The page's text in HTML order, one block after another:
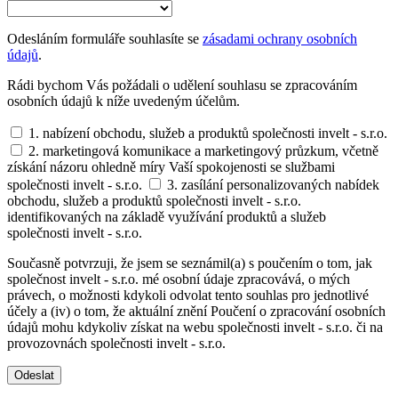
Odesláním formuláře souhlasíte se zásadami ochrany osobních
údajů.
Rádi bychom Vás požádali o udělení souhlasu se zpracováním
osobních údajů k níže uvedeným účelům.
1. nabízení obchodu, služeb a produktů společnosti invelt - s.r.o.
2. marketingová komunikace a marketingový průzkum, včetně
získání názoru ohledně míry Vaší spokojenosti se službami
společnosti invelt - s.r.o.
3. zasílání personalizovaných nabídek
obchodu, služeb a produktů společnosti invelt - s.r.o.
identifikovaných na základě využívání produktů a služeb
společnosti invelt - s.r.o.
Současně potvrzuji, že jsem se seznámil(a) s poučením o tom, jak
společnost invelt - s.r.o. mé osobní údaje zpracovává, o mých
právech, o možnosti kdykoli odvolat tento souhlas pro jednotlivé
účely a (iv) o tom, že aktuální znění Poučení o zpracování osobních
údajů mohu kdykoliv získat na webu společnosti invelt - s.r.o. či na
provozovnách společnosti invelt - s.r.o.
Odeslat